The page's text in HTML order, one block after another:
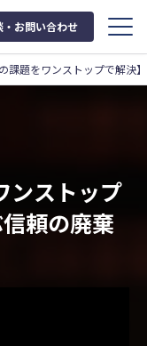
・お問い合わせ
の課題をワンストップで解
ンストップ
頼の廃棄